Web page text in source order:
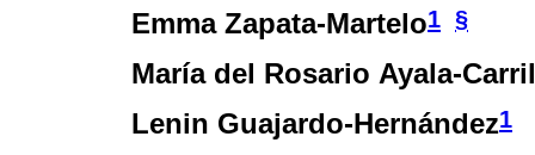
Emma Zapata-Martelo1 §
María del Rosario Ayala-
Lenin Guajardo-Hernández1